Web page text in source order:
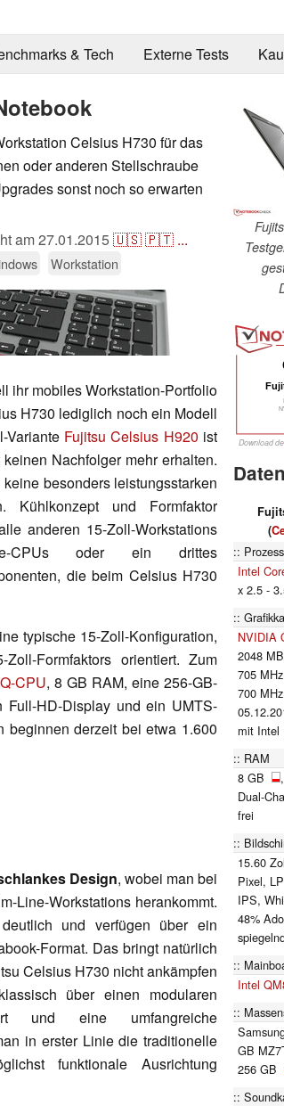
& Tech Externe Tests
Celsius H730 für das
oder anderen Stellschraube
sonst noch so erwarten
am27.01.2015🇺🇸🇵🇹 ...
Workstation
ihr mobiles Workstation-Portfolio
H730 lediglich noch ein Modell
Variante Fujitsu Celsius H920 ist
Nachfolger mehr erhalten.
besonders leistungsstarken
Kühlkonzept und Formfaktor
anderen 15-Zoll-Workstations
CPUs oder ein drittes
die beim Celsius H730
typische 15-Zoll-Konfiguration,
Formfaktors orientiert. Zum
CPU, 8 GB RAM, eine 256-GB-
Full-HD-Display und ein UMTS-
beginnen derzeit bei etwa 1.600
Design, wobei man bei
Line-Workstations herankommt.
und verfügen über ein
Format. Das bringt natürlich
Celsius H730 nicht ankämpfen
über einen modularen
und eine umfangreiche
in erster Linie die traditionelle
funktionale Ausrichtung
Download
(
Intel
x 2.5 -
NVIDIA
2048
705
700
mit Intel
RAM
8 GB
Dual-
frei
15.60
Pixel,
IPS,
48%
Intel
GB
256 GB